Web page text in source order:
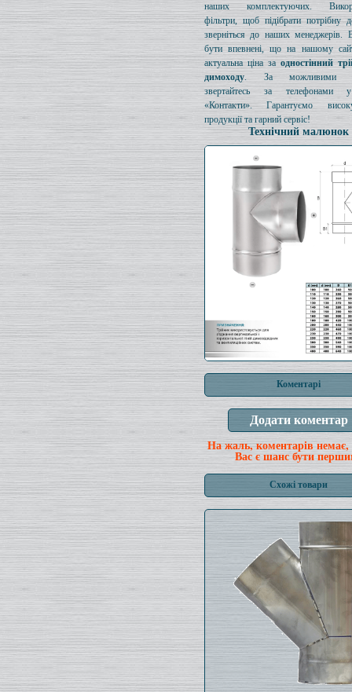
наших комплектуючих.
фільтри, щоб підібрати потрібну
зверніться до наших менеджерів.
бути впевнені, що на нашому
актуальна ціна заодностінний
димоходу. За можливими
звертайтесь за телефонами
«Контакти». Гарантуємо
продукції та гарний сервіс!
Технічний малюнок
Коментарі
На жаль, коментарів немає,
Вас є шанс бути
Схожі товари